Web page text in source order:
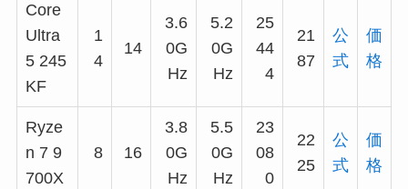
Core
Ultra
5 245
KF
1
4
14
3.6
0G
Hz
5.2
0G
Hz
25
44
4
21
87
公
式
価
格
Ryze
n 7 9
700X
8 16
3.8
0G
Hz
5.5
0G
Hz
23
08
0
22
25
公
式
価
格